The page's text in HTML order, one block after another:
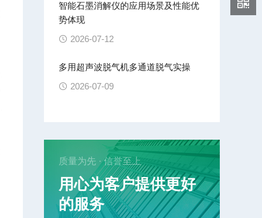
智能石墨消解仪的应用场景及性能优
势体现
2026-07-12
多用超声波脱气机多通道脱气实操
2026-07-09
质量为先 · 信誉至上
用心为客户提供更好
的服务